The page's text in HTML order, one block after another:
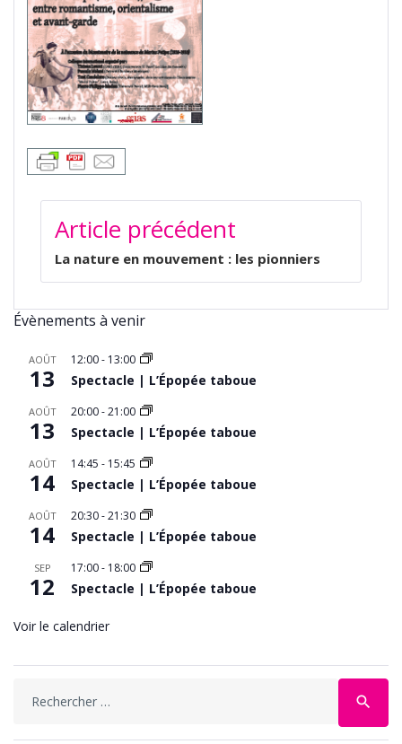
NAVIGATION
DE
L’ARTICLE
Article précédent
La nature en mouvement : les pionniers
Évènements à venir
AOÛT
13
12:00- 13:00
Spectacle | L’Épopée taboue
AOÛT
13
20:00-21:00
Spectacle | L’Épopée taboue
AOÛT
14
14:45 - 15:45
Spectacle | L’Épopée taboue
AOÛT
14
20:30-21:30
Spectacle | L’Épopée taboue
SEP
12
17:00- 18:00
Spectacle | L’Épopée taboue
Voir le calendrier
search